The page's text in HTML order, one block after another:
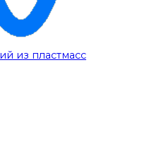
из пластмасс